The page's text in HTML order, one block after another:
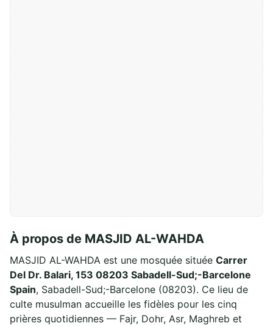
À propos de MASJID AL-WAHDA
MASJID AL-WAHDA est une mosquée située Carrer
Del Dr. Balari, 153 08203 Sabadell-Sud;-Barcelone
Spain, Sabadell-Sud;-Barcelone (08203). Ce lieu de
culte musulman accueille les fidèles pour les cinq
prières quotidiennes — Fajr, Dohr, Asr, Maghreb et